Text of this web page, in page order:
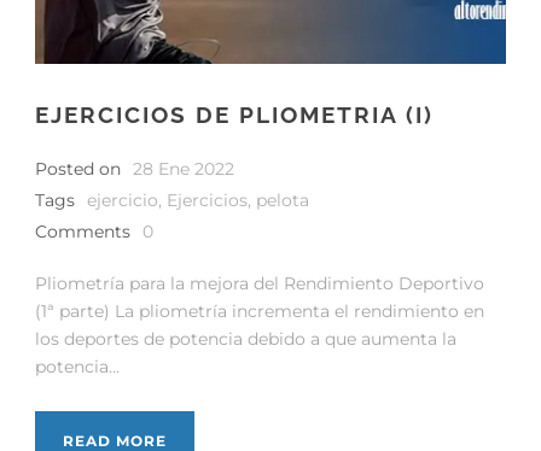
EJERCICIOS DE PLIOMETRIA (I)
Posted on 28 Ene 2022
Tags ejercicio, Ejercicios, pelota
Comments
0
Pliometría para la mejora del Rendimiento Deportivo
(1ª parte) La pliometría incrementa el rendimiento en
los deportes de potencia debido a que aumenta la
potencia...
READ MORE